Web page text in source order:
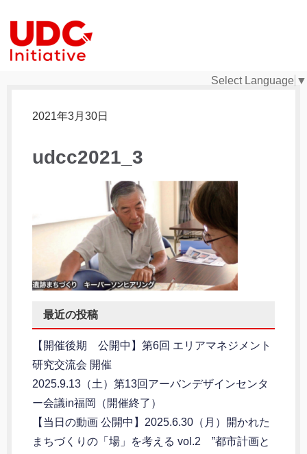
Select Language ▼
2021年3月30日
udcc2021_3
最近の投稿
【開催後期 公開中】第6回 エリアマネジメント
研究交流会 開催
2025.9.13（土）第13回アーバンデザインセンタ
ー会議in福岡（開催終了）
【当日の動画 公開中】2025.6.30（月）開かれた
まちづくりの「場」を考える vol.2 ”都市計画と